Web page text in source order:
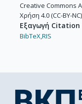
Creative Commons
Χρήση 4.0 (CC-BY-NC)
Εξαγωγή Citation
BibTeX,RIS